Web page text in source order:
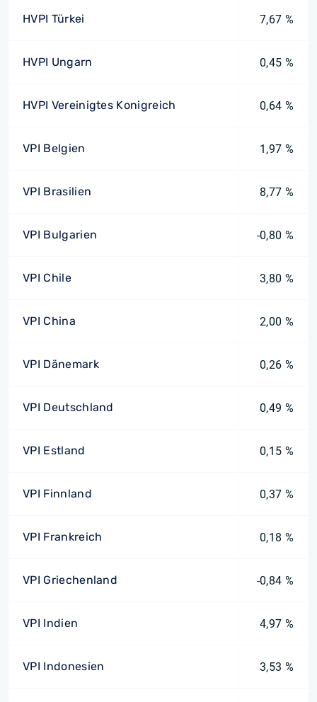
HVPI Türkei 7,67 %
HVPI Ungarn 0,45 %
HVPI Vereinigtes Konigreich 0,64 %
VPI Belgien 1,97 %
VPI Brasilien 8,77 %
VPI Bulgarien -0,80 %
VPI Chile 3,80 %
VPI China 2,00 %
VPI Dänemark 0,26 %
VPI Deutschland 0,49 %
VPI Estland 0,15 %
VPI Finnland 0,37 %
VPI Frankreich 0,18 %
VPI Griechenland -0,84 %
VPI Indien 4,97 %
VPI Indonesien 3,53 %